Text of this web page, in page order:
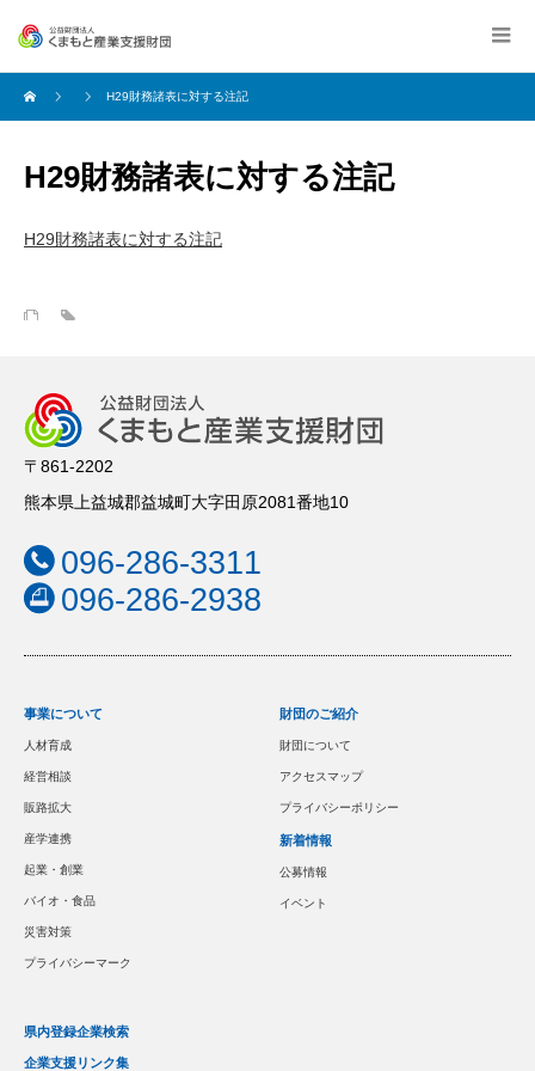
H29財務諸表に対する注記
H29財務諸表に対する注記
H29財務諸表に対する注記
〒861-2202
熊本県上益城郡益城町大字田原2081番地10
096-286-3311
096-286-2938
事業について
人材育成
経営相談
販路拡大
産学連携
起業・創業
バイオ・食品
災害対策
プライバシーマーク
財団のご紹介
財団について
アクセスマップ
プライバシーポリシー
新着情報
公募情報
イベント
県内登録企業検索
企業支援リンク集